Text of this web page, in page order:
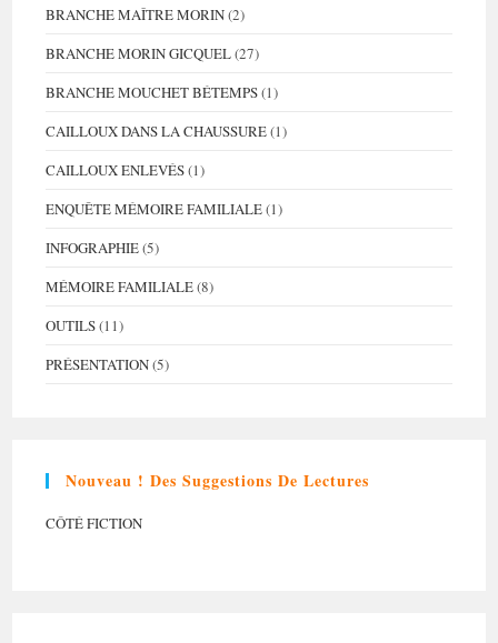
BRANCHE MAÎTRE MORIN(2)
BRANCHE MORIN GICQUEL(27)
BRANCHE MOUCHET BÉTEMPS(1)
CAILLOUX DANS LA CHAUSSURE(1)
CAILLOUX ENLEVÉS(1)
ENQUÊTE MÉMOIRE FAMILIALE(1)
INFOGRAPHIE(5)
MÉMOIRE FAMILIALE(8)
OUTILS(11)
PRÉSENTATION(5)
Nouveau ! Des Suggestions De Lectures
CÔTÉ FICTION